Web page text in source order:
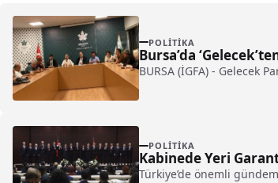
POLITIKA
Bursa’da
BURSA (İGFA) - Gelecek
POLITIKA
Kabinede Yeri
Türkiye’de önemli